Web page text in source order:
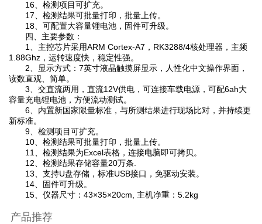
16、检测项目可扩充。
17、检测结果可批量打印，批量上传。
18、可配置大容量锂电池，固件可升级。
四、主要参数：
1、主控芯片采用ARM Cortex-A7，RK3288/4核处理器，主频
1.88Ghz，运转速度快，稳定性强。
2、显示方式：7英寸液晶触摸屏显示，人性化中文操作界面，
读数直观、简单。
3、交直流两用，直流12V供电，可连接车载电源，可配6ah大
容量充电锂电池，方便流动测试。
6、内置新国家限量标准，与所测结果进行现场比对，并持续更
新标准。
9、检测项目可扩充。
10、检测结果可批量打印，批量上传。
11、检测结果为Excel表格，连接电脑即可拷贝。
12、检测结果存储容量20万条.
13、支持U盘存储，标准USB接口，免驱动安装。
14、固件可升级。
15、仪器尺寸：43×35×20cm, 主机净重：5.2kg
产品推荐